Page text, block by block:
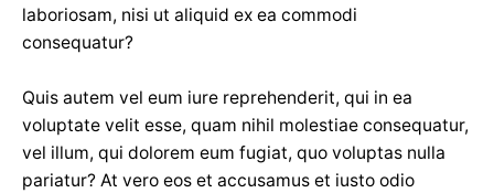
laboriosam, nisi ut aliquid ex ea commodi
consequatur?
Quis autem vel eum iure reprehenderit, qui in ea
voluptate velit esse, quam nihil molestiae consequatur,
vel illum, qui dolorem eum fugiat, quo voluptas nulla
pariatur? At vero eos et accusamus et iusto odio